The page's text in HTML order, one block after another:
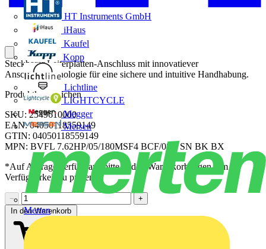
HT Instruments GmbH
iHaus
Kaufel
Kopp
Lichtline
LIGHTCYCLE
Megger
Mersen
Merten
Steckbarer Leiterplatten-Anschluss mit innovatiever
Anschlusstechnologie für eine sichere und intuitive Handhabung.
Produktkennzeichen
SKU: 2549610000
EAN: 04050118559149
GTIN: 04050118559149
MPN: BVFL 7.62HP/05/180MSF4 BCF/08R SN BK BX
*Auf Anfrage verfügbar - bitte in den Warenkorb legen, um
Verfügbarkeit zu prüfen
−
+
In den Warenkorb